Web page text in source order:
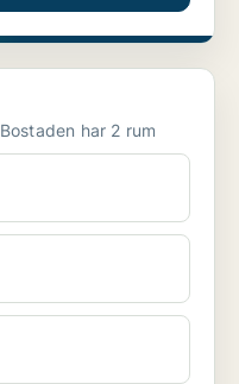
Lägenhet att hyra i Hedemora Bostaden har 2 rum